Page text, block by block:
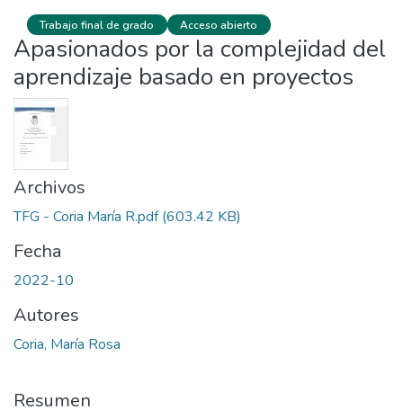
Trabajo final de grado Acceso abierto
Apasionados por la complejidad del
aprendizaje basado en proyectos
Archivos
TFG - Coria María R.pdf(603.42 KB)
Fecha
2022-10
Autores
Coria, María Rosa
Resumen